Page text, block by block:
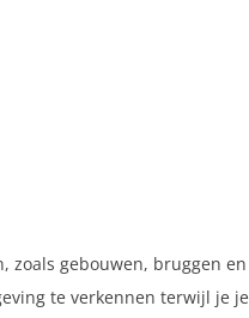
zoals gebouwen, bruggen en
te verkennen terwijl je je